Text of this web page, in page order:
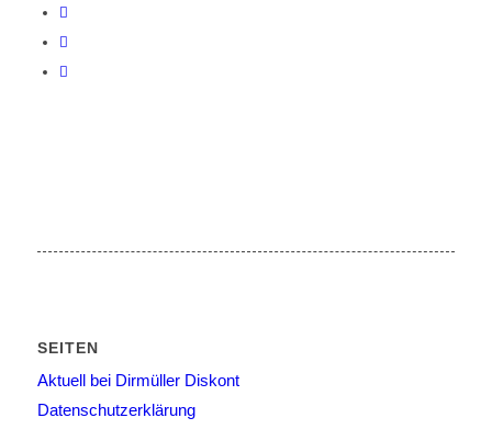
SEITEN
Aktuell bei Dirmüller Diskont
Datenschutzerklärung